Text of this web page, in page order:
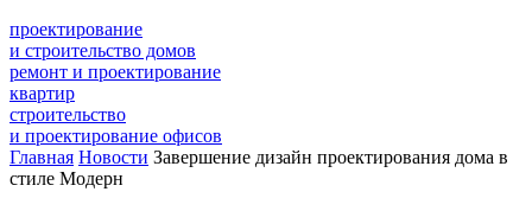
проектирование
и строительство домов
ремонт и проектирование
квартир
строительство
и проектирование офисов
Главная Новости Завершение дизайн проектирования дома в
стиле Модерн